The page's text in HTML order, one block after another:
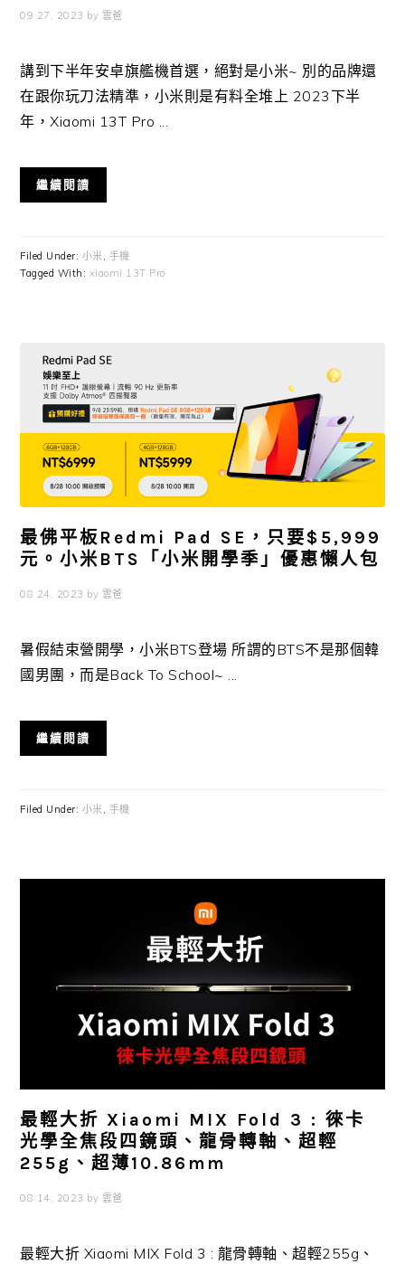
09 27, 2023 by 雲爸
講到下半年安卓旗艦機首選，絕對是小米~ 別的品牌還
在跟你玩刀法精準，小米則是有料全堆上 2023下半
年，Xiaomi 13T Pro ...
繼續閱讀
Filed Under: 小米, 手機
Tagged With: xiaomi 13T Pro
最佛平板Redmi Pad SE，只要$5,999
元。小米BTS「小米開學季」優惠懶人包
08 24, 2023 by 雲爸
暑假結束營開學，小米BTS登場 所謂的BTS不是那個韓
國男團，而是Back To School~ ...
繼續閱讀
Filed Under: 小米 手機
最輕大折 Xiaomi MIX Fold 3 : 徠卡
光學全焦段四鏡頭、龍骨轉軸、超輕
255g、超薄10.86mm
08 14, 2023 by 雲爸
最輕大折 Xiaomi MIX Fold 3 : 龍骨轉軸、超輕255g、